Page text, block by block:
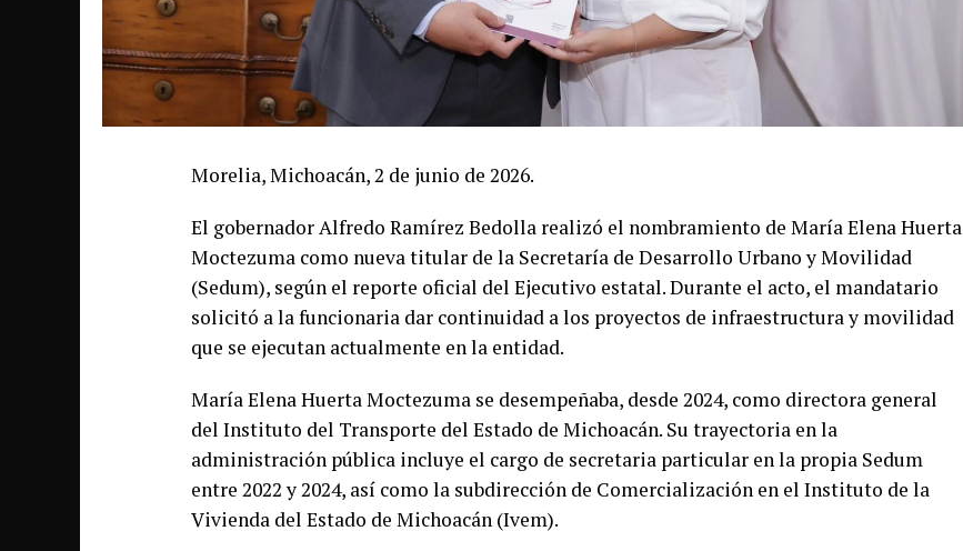
Morelia, Michoacán, 2 de junio de 2026.
El gobernador Alfredo Ramírez Bedolla realizó el nombramiento de María Elena Huerta
Moctezuma como nueva titular de la Secretaría de Desarrollo Urbano y Movilidad
(Sedum), según el reporte oficial del Ejecutivo estatal. Durante el acto, el mandatario
solicitó a la funcionaria dar continuidad a los proyectos de infraestructura y movilidad
que se ejecutan actualmente en la entidad.
María Elena Huerta Moctezuma se desempeñaba, desde 2024, como directora general
del Instituto del Transporte del Estado de Michoacán. Su trayectoria en la
administración pública incluye el cargo de secretaria particular en la propia Sedum
entre 2022 y 2024, así como la subdirección de Comercialización en el Instituto de la
Vivienda del Estado de Michoacán (Ivem).